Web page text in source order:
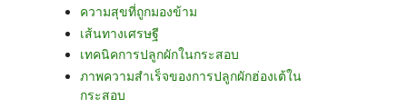
ความสุขที่ถูกมองข้าม
เส้นทางเศรษฐี
เทคนิคการปลูกผักในกระสอบ
ภาพความสำเร็จของการปลูกผักฮ่องเต้ใน
กระสอบ